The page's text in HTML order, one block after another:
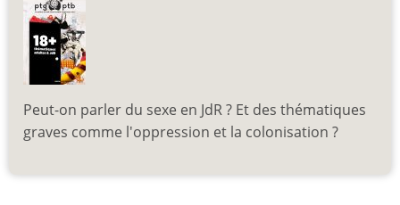
Peut-on parler du sexe en JdR ? Et des thématiques
graves comme l'oppression et la colonisation ?